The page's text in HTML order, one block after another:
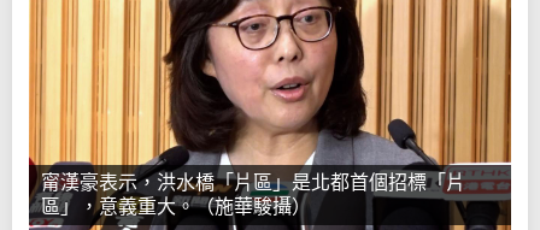
甯漢豪表示，洪水橋「片區」是北都首個招標「片
區」，意義重大。（施華駿攝）